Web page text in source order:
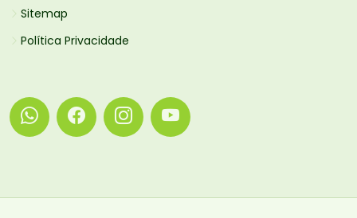
Sitemap
Política Privacidade